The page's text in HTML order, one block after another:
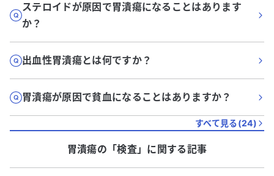
ステロイドが原因で胃潰瘍になることはあります
か？
出血性胃潰瘍とは何ですか？
胃潰瘍が原因で貧血になることはありますか？
すべて見る(24)
胃潰瘍の「検査」に関する記事